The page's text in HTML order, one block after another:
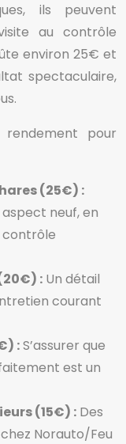
ils peuvent
au contrôle
environ 25€ et
spectaculaire,
pour
(25€) :
neuf, en
contrôle
: Un détail
courant
:S’assurer que
est un
(15€) : Des
Norauto/Feu